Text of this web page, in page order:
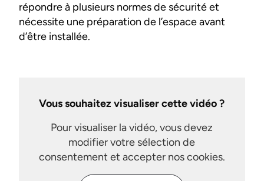
répondre à plusieurs normes de sécurité et
nécessite une préparation de l’espace avant
d’être installée.
Vous souhaitez visualiser cette vidéo ?
Pour visualiser la vidéo, vous devez
modifier votre sélection de
consentement et accepter nos cookies.